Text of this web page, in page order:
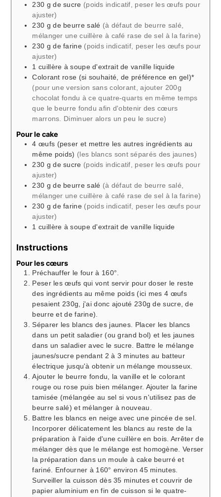
230 g de sucre (poids indicatif, peser les œufs pour
ajuster)
230 g de beurre salé (à défaut de beurre salé,
mélanger une cuillère à café rase de sel à la farine)
230 g de farine (poids indicatif, peser les œufs pour
ajuster)
1 cuillère à soupe d'extrait de vanille liquide
Colorant rose (si souhaité, de préférence en gel)*
(pour une version sans colorant, ajouter 200g
chocolat fondu à ce quatre-quarts en même temps
que le beurre fondu afin d'obtenir des cœurs
marrons. Diminuer alors un peu le sucre)
Pour le cake
4 œufs (peser et mettre les autres ingrédients au
même poids) (les blancs sont séparés des jaunes)
230 g de sucre (poids indicatif, peser les œufs pour
ajuster)
230 g de beurre salé (à défaut de beurre salé,
mélanger une cuillère à café rase de sel à la farine)
230 g de farine (poids indicatif, peser les œufs pour
ajuster)
1 cuillère à soupe d'extrait de vanille liquide
Instructions
Pour les cœurs
Préchauffer le four à 160°.
Peser les œufs qui vont servir pour doser le reste
des ingrédients au même poids (ici mes 4 œufs
pesaient 230g, j'ai donc ajouté 230g de sucre, de
beurre et de farine).
Séparer les blancs des jaunes. Placer les blancs
dans un petit saladier (ou grand bol) et les jaunes
dans un saladier avec le sucre. Battre le mélange
jaunes/sucre pendant 2 à 3 minutes au batteur
électrique jusqu'à obtenir un mélange mousseux.
Ajouter le beurre fondu, la vanille et le colorant
rouge ou rose puis bien mélanger. Ajouter la farine
tamisée (mélangée au sel si vous n'utilisez pas de
beurre salé) et mélanger à nouveau.
Battre les blancs en neige avec une pincée de sel.
Incorporer délicatement les blancs au reste de la
préparation à l'aide d'une cuillère en bois. Arrêter de
mélanger dès que le mélange est homogène. Verser
la préparation dans un moule à cake beurré et
fariné. Enfourner à 160° environ 45 minutes.
Surveiller la cuisson dès 35 minutes et couvrir de
papier aluminium en fin de cuisson si le quatre-